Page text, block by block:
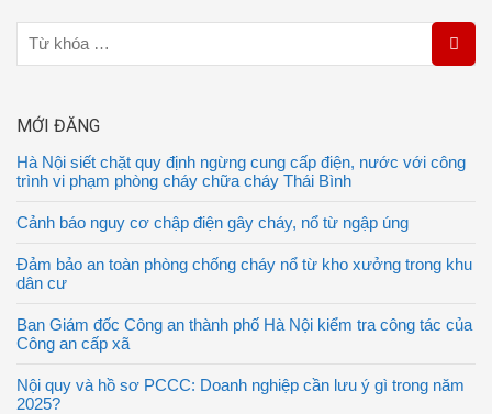
MỚI ĐĂNG
Hà Nội siết chặt quy định ngừng cung cấp điện, nước với công
trình vi phạm phòng cháy chữa cháy Thái Bình
Cảnh báo nguy cơ chập điện gây cháy, nổ từ ngập úng
Đảm bảo an toàn phòng chống cháy nổ từ kho xưởng trong khu
dân cư
Ban Giám đốc Công an thành phố Hà Nội kiểm tra công tác của
Công an cấp xã
Nội quy và hồ sơ PCCC: Doanh nghiệp cần lưu ý gì trong năm
2025?